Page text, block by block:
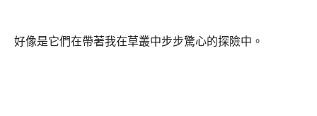
好像是它們在帶著我在草叢中步步驚心的探險中。